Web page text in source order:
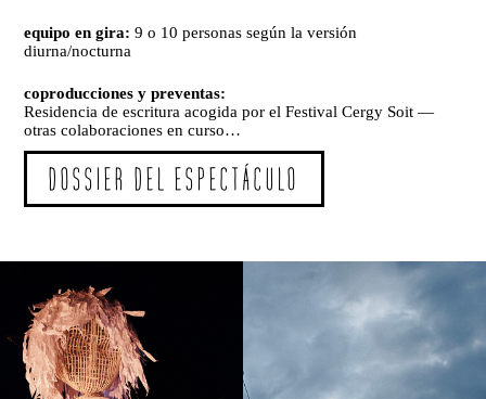
equipo en gira: 9 o 10 personas según la versión
diurna/nocturna
coproducciones y preventas:
Residencia de escritura acogida por el Festival Cergy Soit —
otras colaboraciones en curso…
DOSSIER DEL ESPECTÁCULO